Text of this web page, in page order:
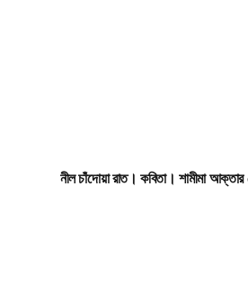
নীল চাঁদোয়া রাত। কবিতা। শামীমা আক্তার